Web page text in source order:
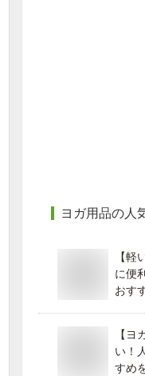
ヨガ用品の人
【軽
に便
おす
【ヨ
い！
すめ